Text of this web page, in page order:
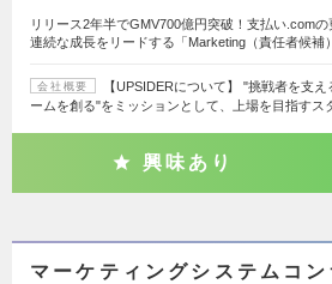
リリース2年半でGMV700億円突破！支払い.comの
連続な成長をリードする「Marketing（責任者候補
会社概要
【UPSIDERについて】 "挑戦者を支
ームを創る"をミッションとして、上場を目指すス
興味あり
マーケティングシステムコ